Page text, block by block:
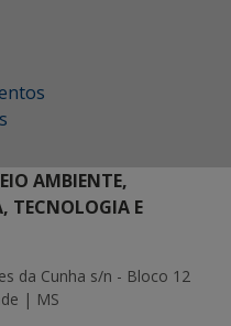
AMBIENTE,
TECNOLOGIA E
da Cunha s/n - Bloco 12
| MS